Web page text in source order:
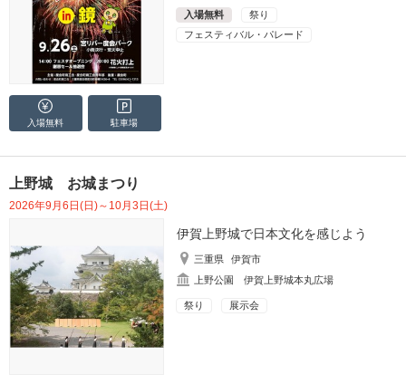
入場無料
祭り
フェスティバル・パレード
入場無料 駐車場
上野城 お城まつり
2026年9月6日(日)～10月3日(土)
伊賀上野城で日本文化を感じよう
三重県
伊賀市
上野公園 伊賀上野城本丸広場
祭り 展示会